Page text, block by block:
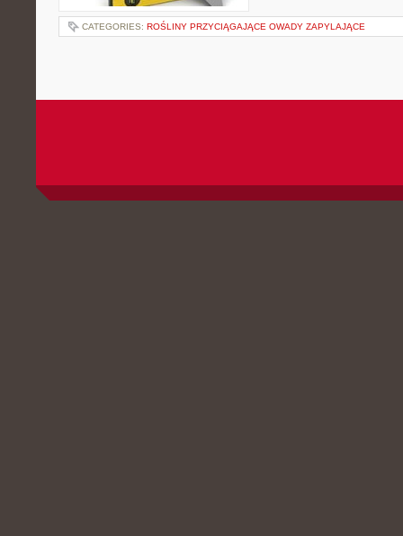
CATEGORIES: ROŚLINY PRZYCIĄGAJĄCE OWADY ZAPYLAJĄCE